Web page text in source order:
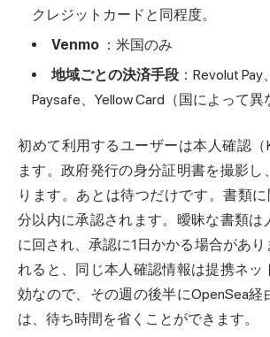
クレジットカードと同程度。
Venmo ：米国のみ
地域ごとの決済手段 ：Revolut Pay
Paysafe、Yellow Card（国によって異
初めて利用するユーザーは本人確認（
ます。政府発行の身分証明書を撮影し
ります。あとは待つだけです。書類
分以内に承認されます。曖昧な書類は
に回され、承認に1日かかる場合があり
れると、同じ本人確認情報は提携ネッ
効なので、その週の後半にOpenSea経
は、待ち時間を省くことができます。